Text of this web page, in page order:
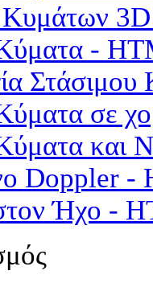
-
σε
και
Doppler -
Ήχο -